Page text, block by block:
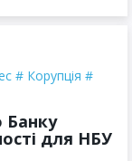
Корупція
Банку
для НБУ